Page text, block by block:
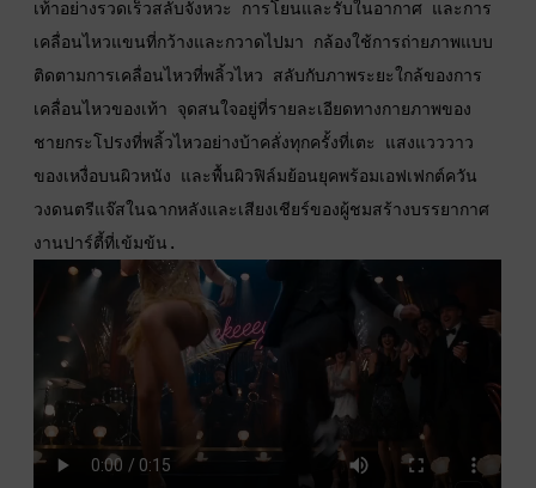
เท้าอย่างรวดเร็วสลับจังหวะ การโยนและรับในอากาศ และการ
เคลื่อนไหวแขนที่กว้างและกวาดไปมา กล้องใช้การถ่ายภาพแบบ
ติดตามการเคลื่อนไหวที่พลิ้วไหว สลับกับภาพระยะใกล้ของการ
เคลื่อนไหวของเท้า จุดสนใจอยู่ที่รายละเอียดทางกายภาพของ
ชายกระโปรงที่พลิ้วไหวอย่างบ้าคลั่งทุกครั้งที่เตะ แสงแวววาว
ของเหงื่อบนผิวหนัง และพื้นผิวฟิล์มย้อนยุคพร้อมเอฟเฟกต์ควัน
วงดนตรีแจ๊สในฉากหลังและเสียงเชียร์ของผู้ชมสร้างบรรยากาศ
งานปาร์ตี้ที่เข้มข้น.